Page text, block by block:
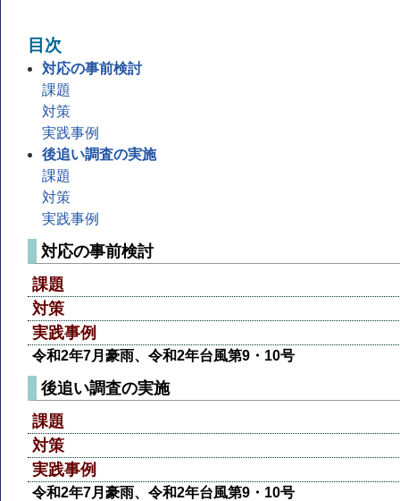
目次
対応の事前検討
課題
対策
実践事例
後追い調査の実施
課題
対策
実践事例
対応の事前検討
課題
対策
実践事例
令和2年7月豪雨、令和2年台風第9・10号
後追い調査の実施
課題
対策
実践事例
令和2年7月豪雨、令和2年台風第9・10号